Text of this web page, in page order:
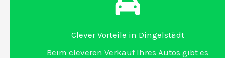
Clever Vorteile in Dingelstädt
Beim cleveren Verkauf Ihres Autos gibt es